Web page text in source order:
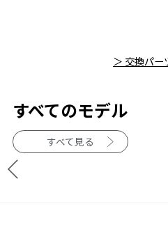
＞ 交換パー
すべてのモデル
すべて見る